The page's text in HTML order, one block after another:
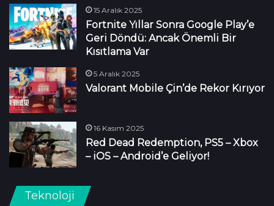
15 Aralık 2025
Fortnite Yıllar Sonra Google Play’e
Geri Döndü: Ancak Önemli Bir
Kısıtlama Var
5 Aralık 2025
Valorant Mobile Çin’de Rekor Kırıyor
16 Kasım 2025
Red Dead Redemption, PS5 – Xbox
– iOS – Android’e Geliyor!
Teknoloji